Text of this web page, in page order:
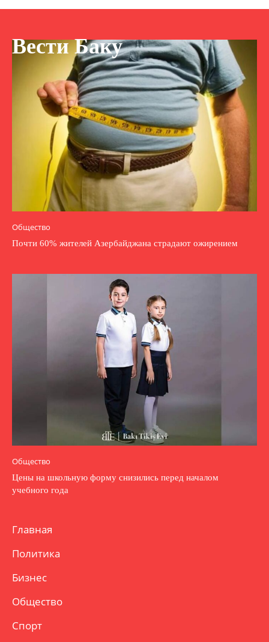
Вести Баку
Общество
Почти 60% жителей Азербайджана страдают ожирением
Общество
Цены на школьную форму снизились перед началом
учебного года
Главная
Политика
Бизнес
Общество
Спорт